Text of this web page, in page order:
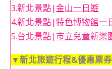
3.新北景點|金山一日遊
4.新北景點|特色博物館一
5.台北景點|市立兒童新樂
▼新北旅遊行程&優惠票